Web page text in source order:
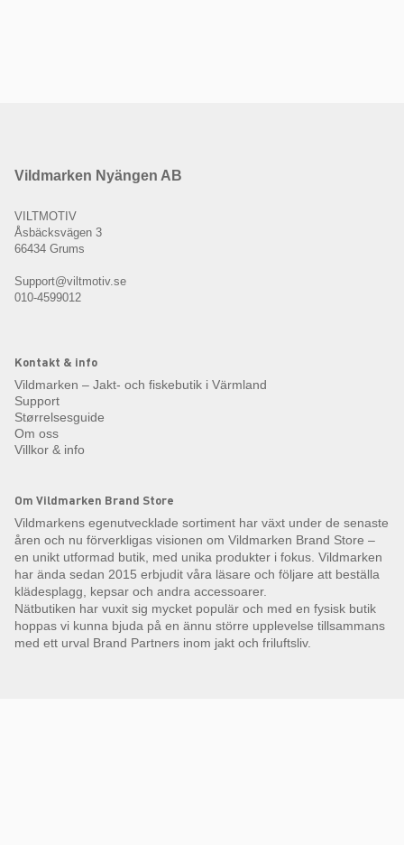
Vildmarken Nyängen AB
VILTMOTIV
Åsbäcksvägen 3
66434 Grums
Support@viltmotiv.se
010-4599012
Kontakt & info
Vildmarken – Jakt- och fiskebutik i Värmland
Support
Størrelsesguide
Om oss
Villkor & info
Om Vildmarken Brand Store
Vildmarkens egenutvecklade sortiment har växt under de senaste
åren och nu förverkligas visionen om Vildmarken Brand Store –
en unikt utformad butik, med unika produkter i fokus. Vildmarken
har ända sedan 2015 erbjudit våra läsare och följare att beställa
klädesplagg, kepsar och andra accessoarer.
Nätbutiken har vuxit sig mycket populär och med en fysisk butik
hoppas vi kunna bjuda på en ännu större upplevelse tillsammans
med ett urval Brand Partners inom jakt och friluftsliv.